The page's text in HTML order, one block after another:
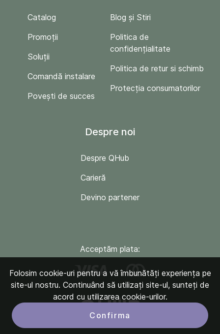
Catalog
Promoții
Soluții
Comandă instalare
Povești de succes
Blog și Stiri
Politica de
confidențialitate
Politica de retur si schimb
Protecția consumatorilor
Despre noi
Despre QHub
Carieră
Devino partener
Acceptăm plata:
Folosim cookie-uri pentru a vă îmbunătăți experiența pe
site-ul nostru. Continuând să utilizați site-ul, sunteți de
acord cu utilizarea cookie-urilor.
Confirma